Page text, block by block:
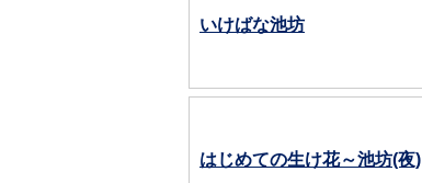
いけばな池坊
はじめての生け花～池坊(夜)